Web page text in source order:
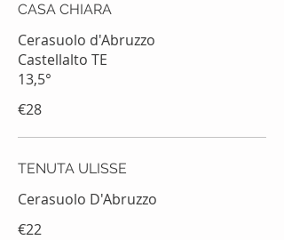
CASA CHIARA
Cerasuolo d'Abruzzo
Castellalto TE
13,5°
€28
TENUTA ULISSE
Cerasuolo D'Abruzzo
€22